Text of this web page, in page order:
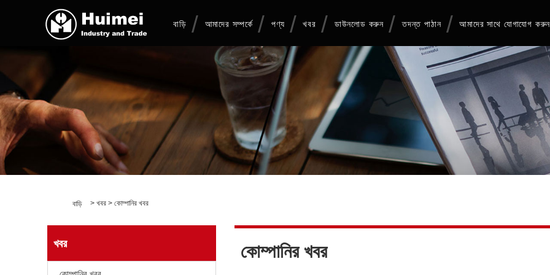
বাড়ি আমাদের সম্পর্কে পণ্য খবর ডাউনলোড করুন তদন্ত পাঠান আমাদের সাথে যোগাযোগ করুন
বাড়ি > খবর > কোম্পানির খবর
খবর কোম্পানির খবর